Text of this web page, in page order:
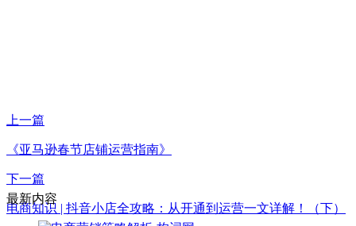
上一篇
《亚马逊春节店铺运营指南》
下一篇
电商知识 | 抖音小店全攻略：从开通到运营一文详解！（下）
最新内容